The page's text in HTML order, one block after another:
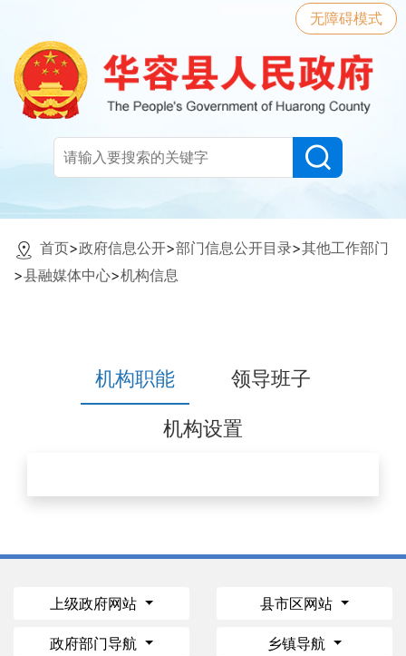
无障碍模式
首页>政府信息公开>部门信息公开目录>其他工作部门
>县融媒体中心>机构信息
机构职能 领导班子
机构设置
上级政府网站 县市区网站
政府部门导航 乡镇导航